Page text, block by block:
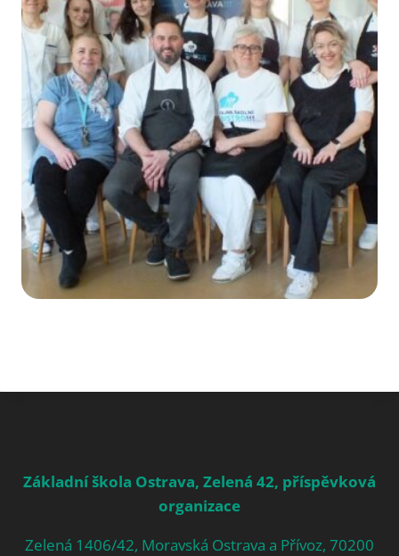
Základní škola Ostrava, Zelená 42, příspěvková
organizace
Zelená 1406/42, Moravská Ostrava a Přívoz, 70200